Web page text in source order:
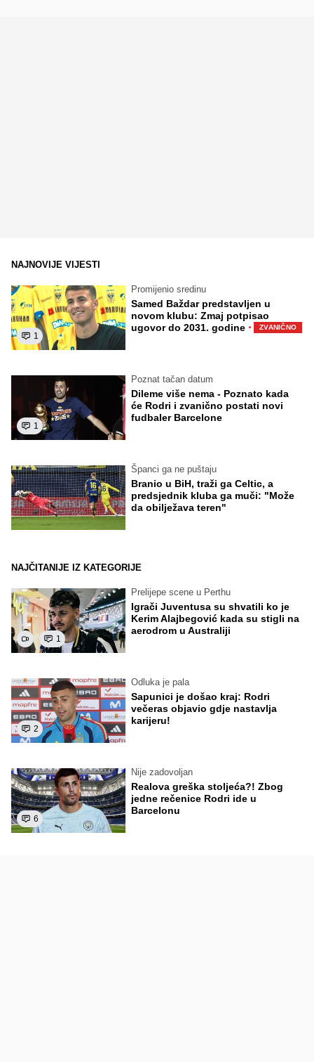
NAJNOVIJE VIJESTI
1
Promijenio sredinu
Samed Baždar predstavljen u
novom klubu: Zmaj potpisao
ugovor do 2031. godine · ZVANIČNO
1
Poznat tačan datum
Dileme više nema - Poznato kada
će Rodri i zvanično postati novi
fudbaler Barcelone
Španci ga ne puštaju
Branio u BiH, traži ga Celtic, a
predsjednik kluba ga muči: "Može
da obilježava teren"
NAJČITANIJE IZ KATEGORIJE
1
Prelijepe scene u Perthu
Igrači Juventusa su shvatili ko je
Kerim Alajbegović kada su stigli na
aerodrom u Australiji
2
Odluka je pala
Sapunici je došao kraj: Rodri
večeras objavio gdje nastavlja
karijeru!
6
Nije zadovoljan
Realova greška stoljeća?! Zbog
jedne rečenice Rodri ide u
Barcelonu